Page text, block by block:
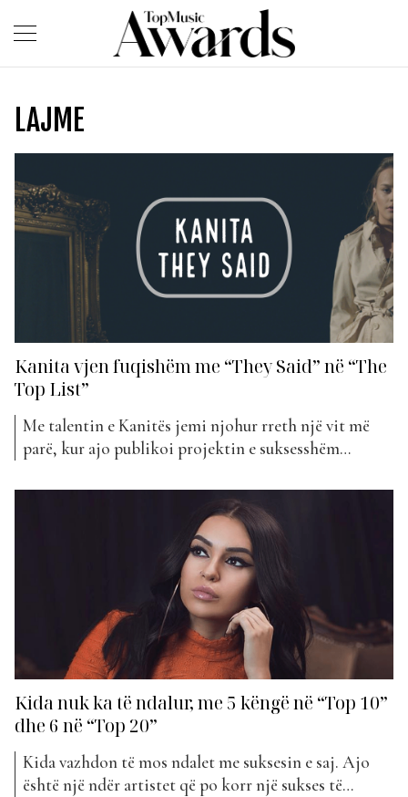
LAJME
Kanita vjen fuqishëm me “They Said” në “The
Top List”
Me talentin e Kanitës jemi njohur rreth një vit më
parë, kur ajo publikoi projektin e suksesshëm
të renditej në pozicionet më të mira të klasifikimit e
“The Top List”, rezultoi e tepër e pëlqyer për
publikun shqiptar por jo...
Kida nuk ka të ndalur, me 5 këngë në “Top 10”
dhe 6 në “Top 20”
Kida vazhdon të mos ndalet me suksesin e saj. Ajo
është një ndër artistet që po korr një sukses të